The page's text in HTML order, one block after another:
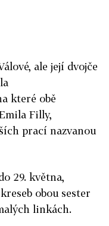
ale její dvojče
které obě
Filly,
prací nazvanou
29. května,
obou sester
linkách.